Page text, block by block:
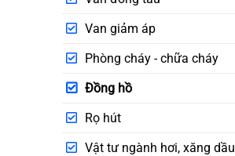
Van giảm áp
Phòng cháy - chữa cháy
Đồng hồ
Rọ hút
Vật tư ngành hơi, xăng dầu